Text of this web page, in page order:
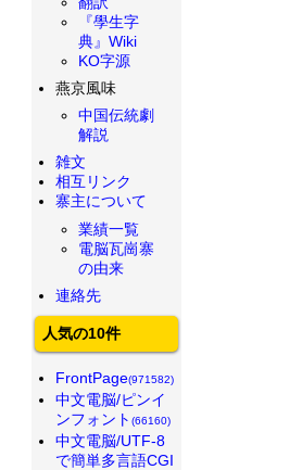
『學生字
典』Wiki
KO字源
燕京風味
中国伝統劇
解説
雑文
相互リンク
寨主について
業績一覧
電脳瓦崗寨
の由来
連絡先
人気の10件
FrontPage(971582)
中文電脳/ピンイ
ンフォント (66160)
中文電脳/UTF-8
で簡単多言語CGI